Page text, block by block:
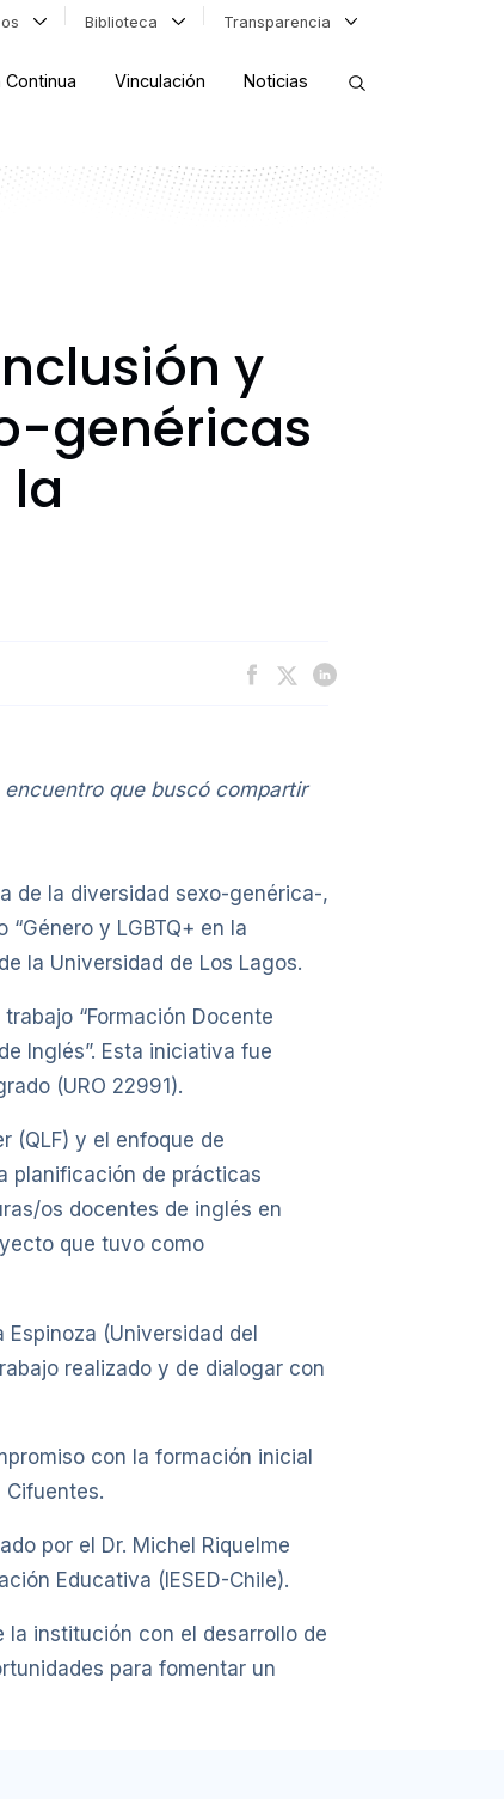
Biblioteca Transparencia
Continua Vinculación Noticias
y
genéricas
la
que buscó compartir
de la diversidad sexo-genérica-,
y LGBTQ+ en la
la Universidad de Los Lagos.
“Formación Docente
Inglés”. Esta iniciativa fue
(URO 22991).
(QLF) y el enfoque de
planificación de prácticas
os docentes de inglés en
que tuvo como
(Universidad del
realizado y de dialogar con
con la formación inicial
por el Dr. Michel Riquelme
Educativa (IESED-Chile).
la institución con el desarrollo de
para fomentar un